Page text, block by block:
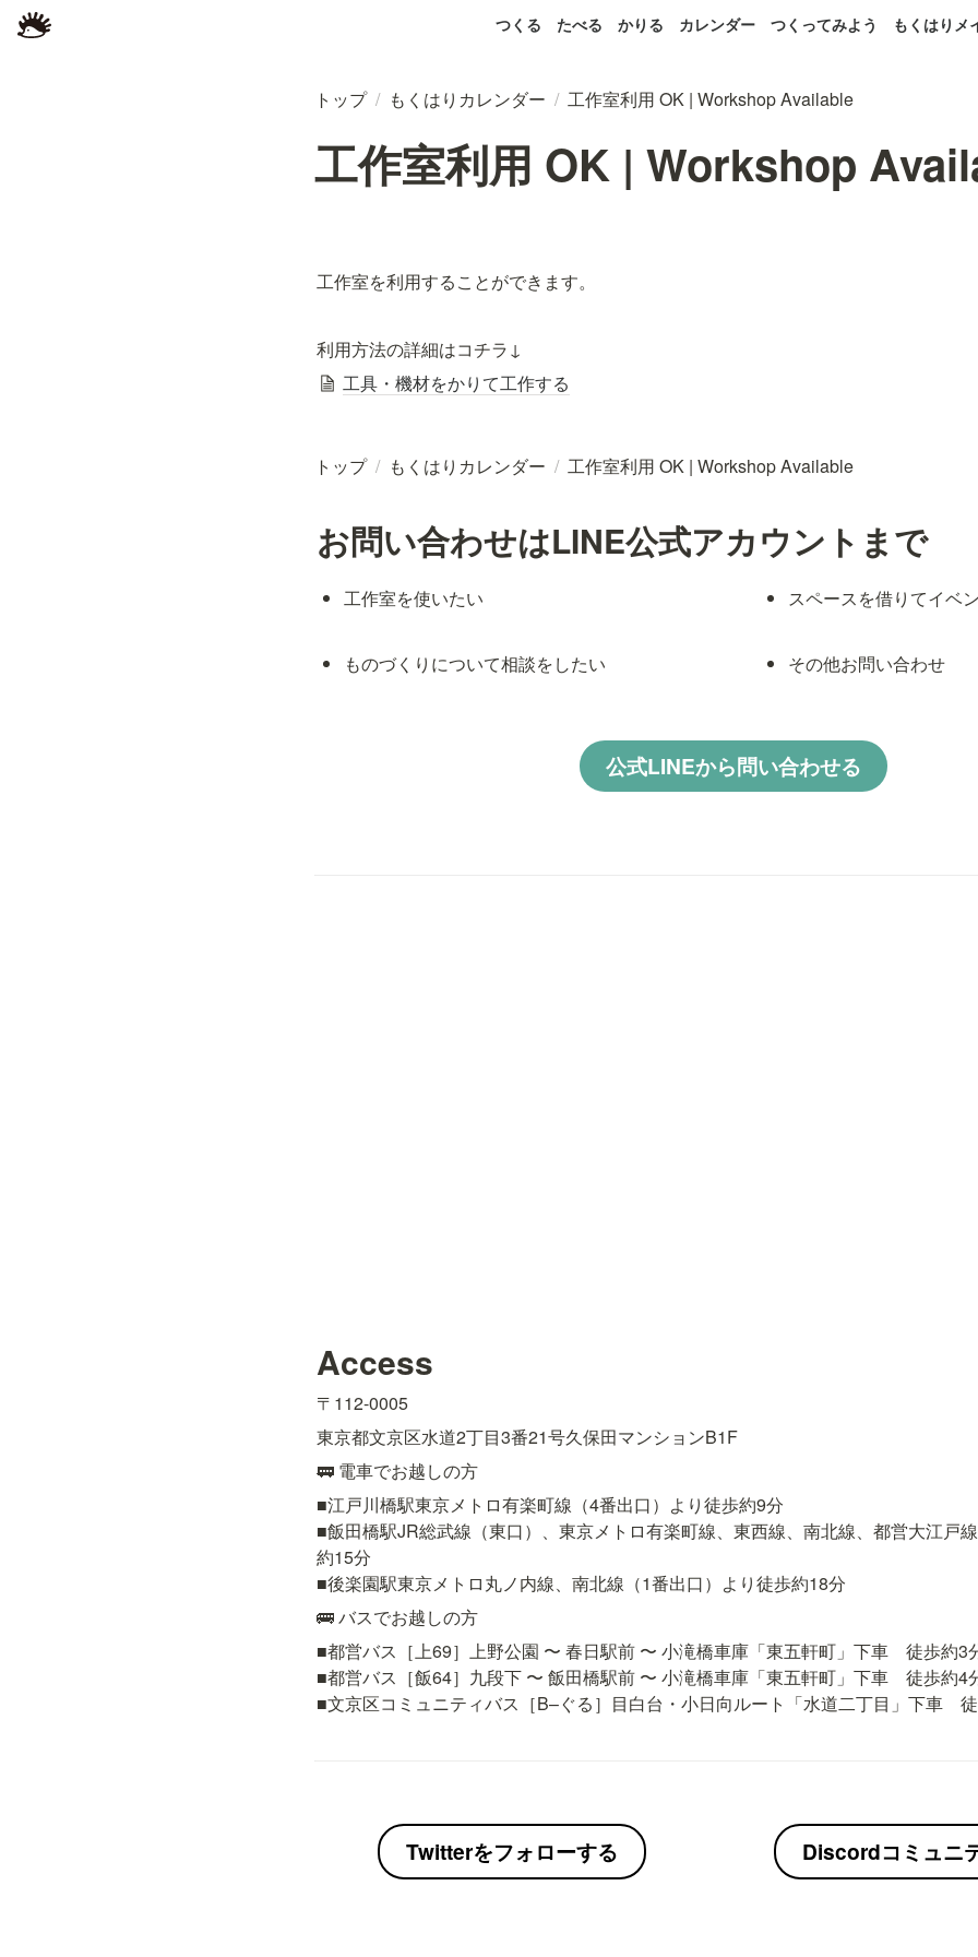
つくる たべる かりる カレンダー つくってみよう もくはりメ
トップ / もくはりカレンダー / 工作室利用 OK | Workshop Available
工作室利用 OK | Workshop
工作室を利用することができます。
利用方法の詳細はコチラ↓
工具・機材をかりて工作する
トップ / もくはりカレンダー / 工作室利用 OK | Workshop Available
お問い合わせはLINE公式アカウントまで
工作室を使いたい スペースを借りてイベ
ものづくりについて相談をしたい その他お問い合わせ
公式LINEから問い合わせる
Access
〒112-0005
東京都文京区水道2丁目3番21号久保田マンションB1F
🚃 電車でお越しの方
■江戸川橋駅東京メトロ有楽町線（4番出口）より徒歩約9分
■飯田橋駅JR総武線（東口）、東京メトロ有楽町線、東西線、南北線、都営大江戸
約15分
■後楽園駅東京メトロ丸ノ内線、南北線（1番出口）より徒歩約18分
🚌 バスでお越しの方
■都営バス［上69］上野公園 〜 春日駅前 〜 小滝橋車庫「東五軒町」下車　徒歩約3
■都営バス［飯64］九段下 〜 飯田橋駅前 〜 小滝橋車庫「東五軒町」下車　徒歩約4
■文京区コミュニティバス［B–ぐる］目白台・小日向ルート「水道二丁目」下車　
Twitterをフォローする Discordコミュニ